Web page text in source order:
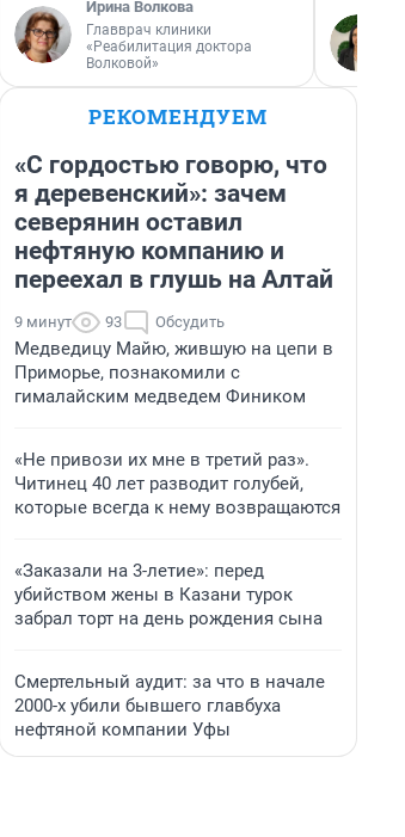
Ирина Волкова
Главврач клиники
«Реабилитация доктора
Волковой»
РЕКОМЕНДУЕМ
«С гордостью говорю, что
я деревенский»: зачем
северянин оставил
нефтяную компанию и
переехал в глушь на Алтай
9 минут 93 Обсудить
Медведицу Майю, жившую на цепи в
Приморье, познакомили с
гималайским медведем Фиником
«Не привози их мне в третий раз».
Читинец 40 лет разводит голубей,
которые всегда к нему возвращаются
«Заказали на 3-летие»: перед
убийством жены в Казани турок
забрал торт на день рождения сына
Смертельный аудит: за что в начале
2000-х убили бывшего главбуха
нефтяной компании Уфы